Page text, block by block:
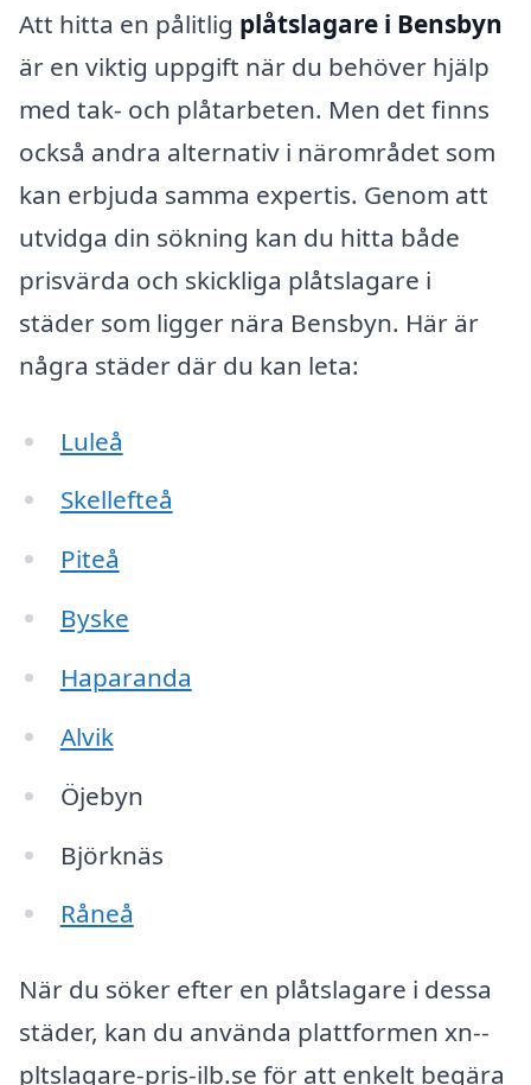
Att hitta en pålitlig plåtslagare i Bensbyn
är en viktig uppgift när du behöver hjälp
med tak- och plåtarbeten. Men det finns
också andra alternativ i närområdet som
kan erbjuda samma expertis. Genom att
utvidga din sökning kan du hitta både
prisvärda och skickliga plåtslagare i
städer som ligger nära Bensbyn. Här är
några städer där du kan leta:
Luleå
Skellefteå
Piteå
Byske
Haparanda
Alvik
Öjebyn
Björknäs
Råneå
När du söker efter en plåtslagare i dessa
städer, kan du använda plattformen xn--
pltslagare-pris-ilb.se för att enkelt begära